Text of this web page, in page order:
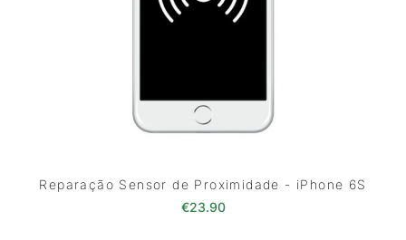
Reparação Sensor de Proximidade - iPhone 6S
€23.90